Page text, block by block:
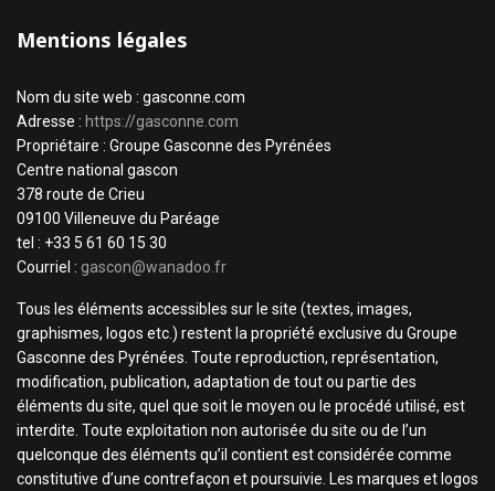
Mentions légales
Nom du site web : gasconne.com
Adresse : https://gasconne.com
Propriétaire : Groupe Gasconne des Pyrénées
Centre national gascon
378 route de Crieu
09100 Villeneuve du Paréage
tel : +33 5 61 60 15 30
Courriel : gascon@wanadoo.fr
Tous les éléments accessibles sur le site (textes, images,
graphismes, logos etc.) restent la propriété exclusive du Groupe
Gasconne des Pyrénées. Toute reproduction, représentation,
modification, publication, adaptation de tout ou partie des
éléments du site, quel que soit le moyen ou le procédé utilisé, est
interdite. Toute exploitation non autorisée du site ou de l’un
quelconque des éléments qu’il contient est considérée comme
constitutive d’une contrefaçon et poursuivie. Les marques et logos